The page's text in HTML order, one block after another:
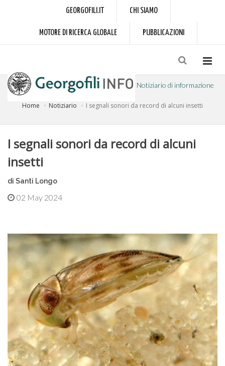
GEORGOFILI.IT CHI SIAMO
MOTORE DI RICERCA GLOBALE PUBBLICAZIONI
Notiziario di informazione
Home Notiziario I segnali sonori da record di alcuni insetti
I segnali sonori da record di alcuni
insetti
di Santi Longo
02 May 2024